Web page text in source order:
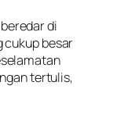
di
cukup besar
tertulis,